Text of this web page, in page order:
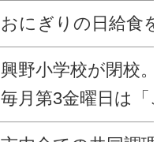
おにぎりの日給食
興野小学校が閉校。
毎月第3金曜日は「